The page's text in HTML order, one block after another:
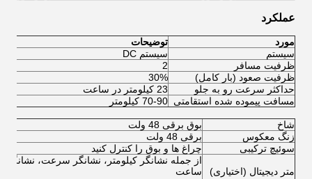
عملکرد
مورد
توضیحات
سیستم
سیستم DC
ظرفیت مسافر
2
ظرفیت صعود (بار کامل)
30%
حداکثر سرعت رو به جلو
23 کیلومتر در ساعت
مسافت پیموده شده استقامتی 70-90 کیلومتر
شاخ
بوق برقی 48 ولت
زنگ معکوس
برقی 48 ولت
سوئیچ ترکیبی
چراغ ها و بوق را کنترل کنید
متر دیجیتال (اختیاری)
از جمله نشانگر کیلومتر، نشانگر سرعت، نشانگر
ساعت